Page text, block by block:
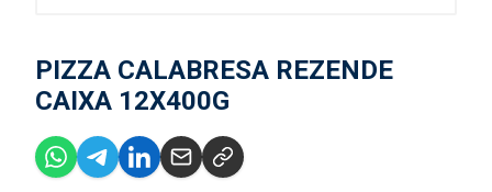
PIZZA CALABRESA REZENDE
CAIXA 12X400G